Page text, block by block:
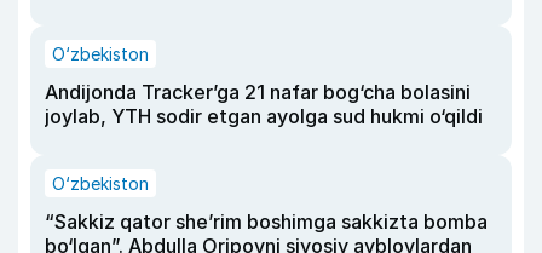
O‘zbekiston
Andijonda Tracker’ga 21 nafar bog‘cha bolasini
joylab, YTH sodir etgan ayolga sud hukmi o‘qildi
O‘zbekiston
“Sakkiz qator she’rim boshimga sakkizta bomba
bo‘lgan”. Abdulla Oripovni siyosiy ayblovlardan